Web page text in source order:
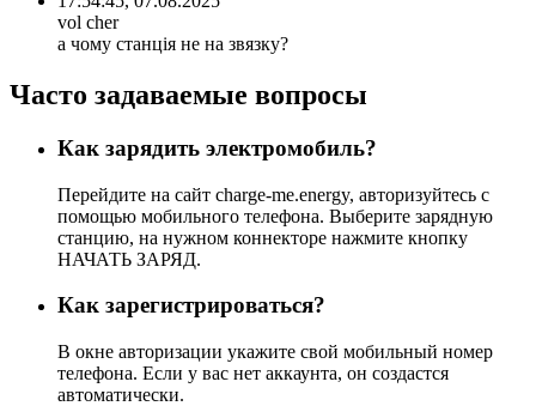
vol cher
а чому станція не на звязку?
Часто задаваемые вопросы
Как зарядить электромобиль?
Перейдите на сайт charge-me.energy, авторизуйтесь с
помощью мобильного телефона. Выберите зарядную
станцию, на нужном коннекторе нажмите кнопку
НАЧАТЬ ЗАРЯД.
Как зарегистрироваться?
В окне авторизации укажите свой мобильный номер
телефона. Если у вас нет аккаунта, он создастся
автоматически.